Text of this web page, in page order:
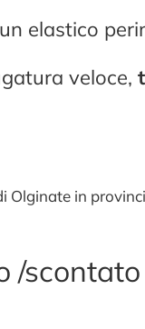
elastico
veloce,
Olginate in
/